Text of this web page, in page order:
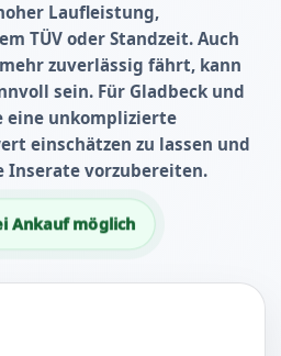
Laufleistung,
TÜV oder Standzeit. Auch
zuverlässig fährt, kann
sein. Für Gladbeck und
eine unkomplizierte
einschätzen zu lassen und
Inserate vorzubereiten.
Ankauf möglich